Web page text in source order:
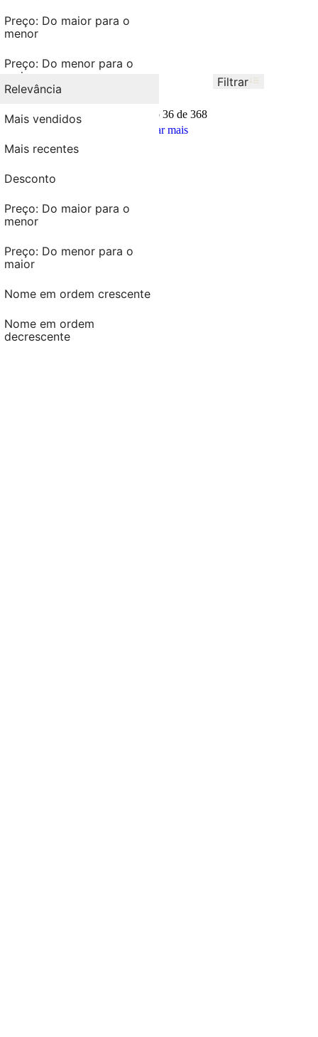
menor
maior
Nome em ordem crescente
Nome em ordem
Preço: Do maior para o
menor
Preço: Do menor para o
maior
decrescente
Shampoo >
Condicionador >
Finalizadores >
Leave-In >
Ordenar por
Relevância
Mais vendidos
Mais recentes
Desconto
Preço: Do maior para o
menor
Preço: Do menor para o
maior
Nome em ordem crescente
Nome em ordem
decrescente
Filtrar
Mostrando 36 de 368
Mostrar mais